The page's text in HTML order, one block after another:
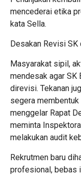
mencederai etika
kata Sella.
Desakan Revisi SK
Masyarakat sipil,
mendesak agar SK
direvisi. Tekanan
segera
menggelar Rapat
meminta
melakukan audit
Rekrutmen baru
profesional, bebas